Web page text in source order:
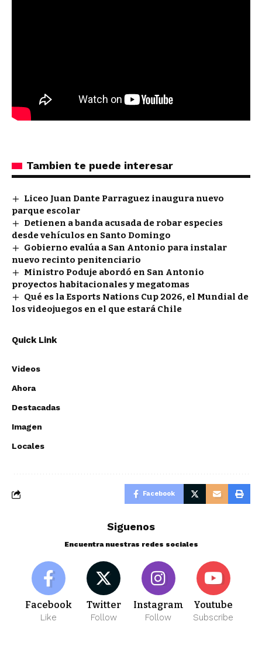
Tambien te puede interesar
Liceo Juan Dante Parraguez inaugura nuevo
parque escolar
Detienen a banda acusada de robar especies
desde vehículos en Santo Domingo
Gobierno evalúa a San Antonio para instalar
nuevo recinto penitenciario
Ministro Poduje abordó en San Antonio
proyectos habitacionales y megatomas
Qué es la Esports Nations Cup 2026, el Mundial de
los videojuegos en el que estará Chile
Quick Link
Videos
Ahora
Destacadas
Imagen
Locales
Facebook
Siguenos
Encuentra nuestras redes sociales
Facebook
Like
Twitter
Follow
Instagram
Follow
Youtube
Subscribe